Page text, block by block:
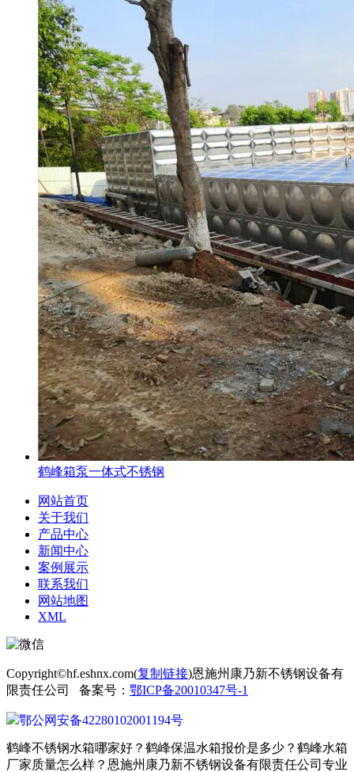
鹤峰箱泵一体式不锈钢
网站首页
关于我们
产品中心
新闻中心
案例展示
联系我们
网站地图
XML
Copyright©hf.eshnx.com(复制链接)恩施州康乃新不锈钢设备有
限责任公司 备案号： 鄂ICP备20010347号-1
鄂公网安备42280102001194号
鹤峰不锈钢水箱哪家好？鹤峰保温水箱报价是多少？鹤峰水箱
厂家质量怎么样？恩施州康乃新不锈钢设备有限责任公司专业